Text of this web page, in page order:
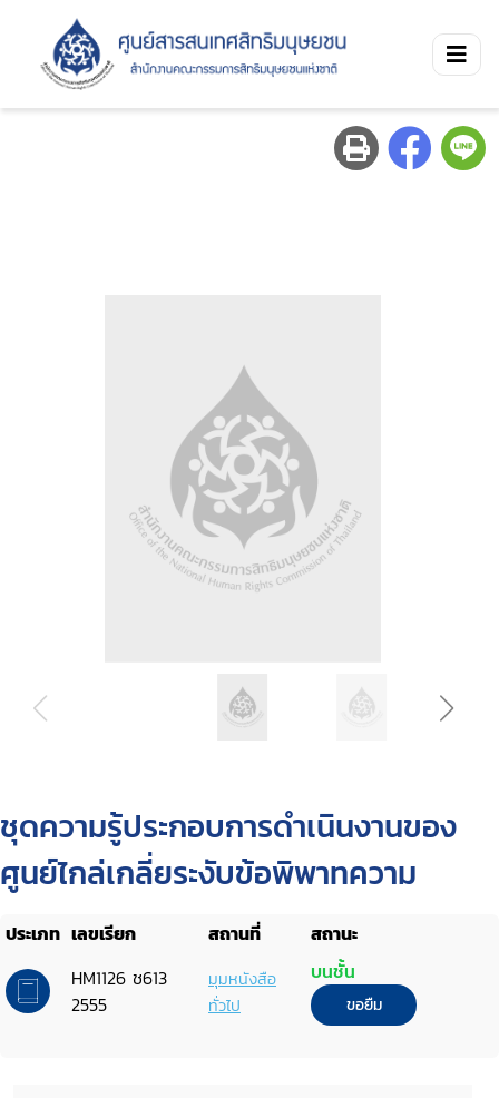
ชุดความรู้ประกอบการดำเนินงานของ
ศูนย์ไกล่เกลี่ยระงับข้อพิพาทความ
ประเภท เลขเรียก สถานที่
สถานะ
HM1126 ช613
2555
มุมหนังสือ
ทั่วไป
บนชั้น
ขอยืม